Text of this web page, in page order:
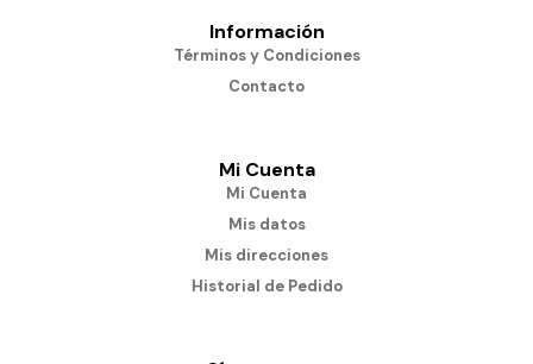
Información
Términos y Condiciones
Contacto
Mi Cuenta
Mi Cuenta
Mis datos
Mis direcciones
Historial de Pedido